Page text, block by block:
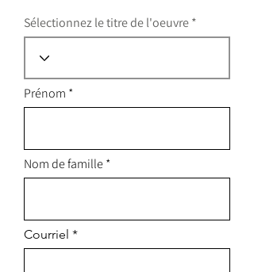
Sélectionnez le titre de l'oeuvre
Prénom
Nom de famille
Courriel